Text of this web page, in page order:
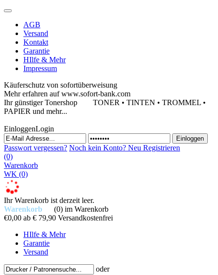
AGB
Versand
Kontakt
Garantie
HIlfe & Mehr
Impressum
Käuferschutz von sofortüberweisung
Mehr erfahren auf www.sofort-bank.com
Ihr günstiger Tonershop TONER • TINTEN • TROMMEL •
PAPIER und mehr...
EinloggenLogin
Passwort vergessen? Noch kein Konto? Neu Registrieren
(0)
Warenkorb
WK (0)
Ihr Warenkorb ist derzeit leer.
Warenkorb
(0) im Warenkorb
€0,00 ab € 79,90 Versandkostenfrei
HIlfe & Mehr
Garantie
Versand
oder